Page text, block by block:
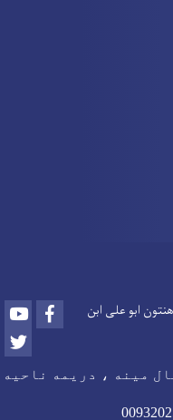
ابو علی ابن Youtube Facebook
مینه ، دریمه ناحیه